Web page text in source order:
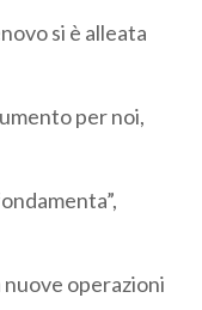
si è alleata
per noi,
operazioni